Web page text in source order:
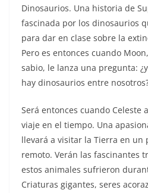
Dinosaurios. Una historia de
fascinada por los dinosaurios
para dar en clase sobre la
Pero es entonces cuando
sabio, le lanza una pregunta:
hay dinosaurios entre
Será entonces cuando Celeste
viaje en el tiempo. Una
llevará a visitar la Tierra en un
remoto. Verán las fascinantes
estos animales sufrieron
Criaturas gigantes, seres